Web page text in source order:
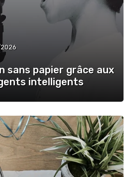
sans papier grâce aux
intelligents